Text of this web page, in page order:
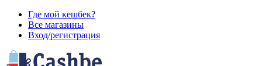
Где мой кешбек?
Все магазины
Вход/регистрация